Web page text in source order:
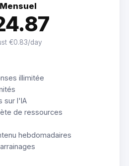
Mensuel
€0.83/day
illimitée
sur l'IA
de ressources
hebdomadaires